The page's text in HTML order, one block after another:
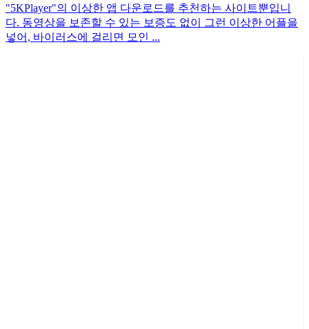
"5KPlayer"의 이상한 앱 다운로드를 추천하는 사이트뿐입니
다. 동영상을 보존할 수 있는 보증도 없이 그런 이상한 어플을
넣어, 바이러스에 걸리면 모인 ...